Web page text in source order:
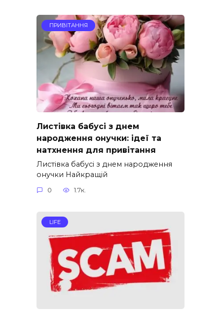
ПРИВІТАННЯ
Листівка бабусі з днем
народження онучки: ідеї та
натхнення для привітання
Листівка бабусі з днем народження
онучки Найкращій
0 1.7к.
LIFE